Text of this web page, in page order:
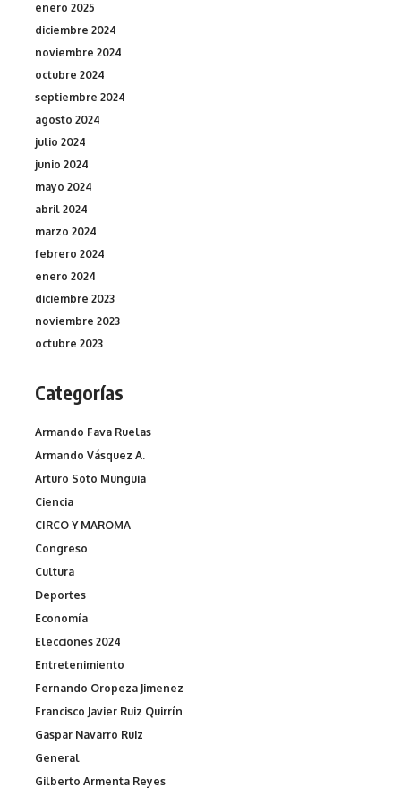
enero 2025
diciembre 2024
noviembre 2024
octubre 2024
septiembre 2024
agosto 2024
julio 2024
junio 2024
mayo 2024
abril 2024
marzo 2024
febrero 2024
enero 2024
diciembre 2023
noviembre 2023
octubre 2023
Categorías
Armando Fava Ruelas
Armando Vásquez A.
Arturo Soto Munguia
Ciencia
CIRCO Y MAROMA
Congreso
Cultura
Deportes
Economía
Elecciones 2024
Entretenimiento
Fernando Oropeza Jimenez
Francisco Javier Ruiz Quirrín
Gaspar Navarro Ruiz
General
Gilberto Armenta Reyes